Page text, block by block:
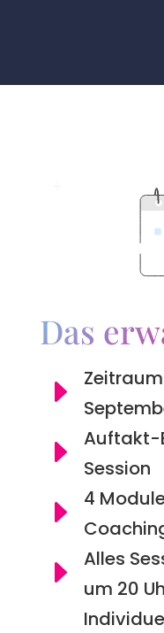
Das
E
E
Auftakt-
Session
E
4
E
Alles
um 20